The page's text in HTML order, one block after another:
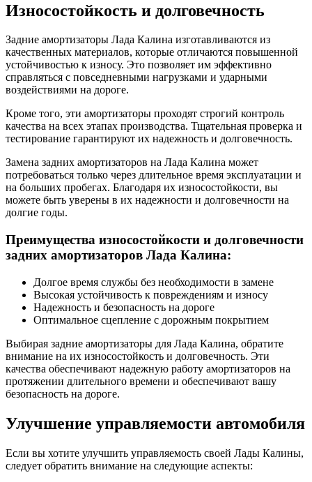
Износостойкость и долговечность
Задние амортизаторы Лада Калина изготавливаются из
качественных материалов, которые отличаются повышенной
устойчивостью к износу. Это позволяет им эффективно
справляться с повседневными нагрузками и ударными
воздействиями на дороге.
Кроме того, эти амортизаторы проходят строгий контроль
качества на всех этапах производства. Тщательная проверка и
тестирование гарантируют их надежность и долговечность.
Замена задних амортизаторов на Лада Калина может
потребоваться только через длительное время эксплуатации и
на больших пробегах. Благодаря их износостойкости, вы
можете быть уверены в их надежности и долговечности на
долгие годы.
Преимущества износостойкости и долговечности
задних амортизаторов Лада Калина:
Долгое время службы без необходимости в замене
Высокая устойчивость к повреждениям и износу
Надежность и безопасность на дороге
Оптимальное сцепление с дорожным покрытием
Выбирая задние амортизаторы для Лада Калина, обратите
внимание на их износостойкость и долговечность. Эти
качества обеспечивают надежную работу амортизаторов на
протяжении длительного времени и обеспечивают вашу
безопасность на дороге.
Улучшение управляемости автомобиля
Если вы хотите улучшить управляемость своей Лады Калины,
следует обратить внимание на следующие аспекты: